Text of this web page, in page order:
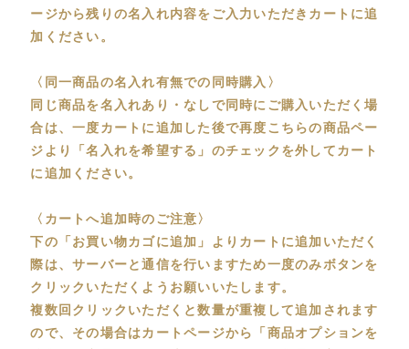
ージから残りの名入れ内容をご入力いただきカートに追
加ください。
〈同一商品の名入れ有無での同時購入〉
同じ商品を名入れあり・なしで同時にご購入いただく場
合は、一度カートに追加した後で再度こちらの商品ペー
ジより「名入れを希望する」のチェックを外してカート
に追加ください。
〈カートへ追加時のご注意〉
下の「お買い物カゴに追加」よりカートに追加いただく
際は、サーバーと通信を行いますため一度のみボタンを
クリックいただくようお願いいたします。
複数回クリックいただくと数量が重複して追加されます
ので、その場合はカートページから「商品オプションを